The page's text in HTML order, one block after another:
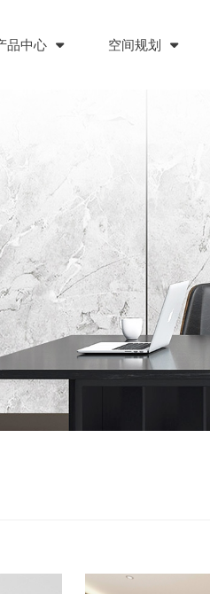
品中心 空间规划